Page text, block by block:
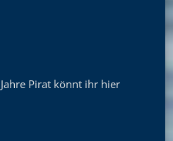
Pirat könnt ihr hier